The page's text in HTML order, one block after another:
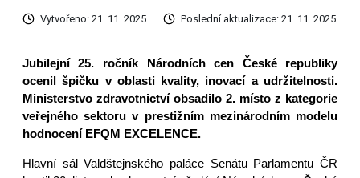
Vytvořeno: 21. 11. 2025 Poslední aktualizace: 21. 11. 2025
Jubilejní 25. ročník Národních cen České republiky
ocenil špičku v oblasti kvality, inovací a udržitelnosti.
Ministerstvo zdravotnictví obsadilo 2. místo z kategorie
veřejného sektoru v prestižním mezinárodním modelu
hodnocení EFQM EXCELENCE.
Hlavní sál Valdštejnského paláce Senátu Parlamentu ČR